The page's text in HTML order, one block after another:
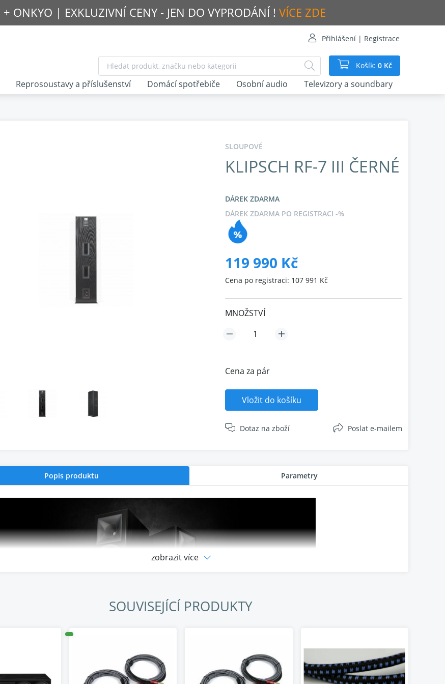
+ ONKYO | EXKLUZIVNÍ CENY - JEN DO VYPRODÁNÍ ! VÍCE ZDE
Přihlášení | Registrace
Košík: 0 Kč
SLOUPOVÉ
KLIPSCH RF-7 III ČERNÉ
DÁREK ZDARMA
DÁREK ZDARMA PO REGISTRACI -%
119 990 Kč
Cena po registraci: 107 991 Kč
MNOŽSTVÍ
Cena za pár
Vložit do košíku
Dotaz na zboží Poslat e-mailem
Popis produktu Parametry
zobrazit více
SOUVISEJÍCÍ PRODUKTY
Reprosoustavy a příslušenství Domácí spotřebiče Osobní audio Televizory a soundbary